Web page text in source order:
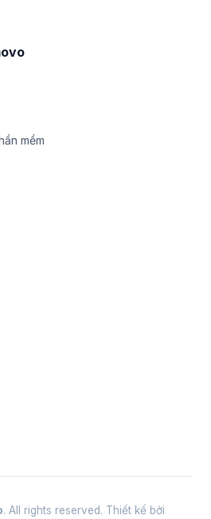
mềm
. All rights reserved. Thiết kế bởi